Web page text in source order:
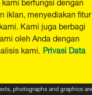
photographs and graphics
iklan, menyediakan fitur
Kami juga berbagi
oleh Anda dengan
kami.Privasi Data